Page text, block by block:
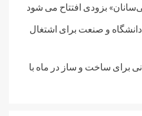
بزودی افتتاح می شود
دانشگاه و صنعت برای اشتغال
برای ساخت و ساز در ماه با